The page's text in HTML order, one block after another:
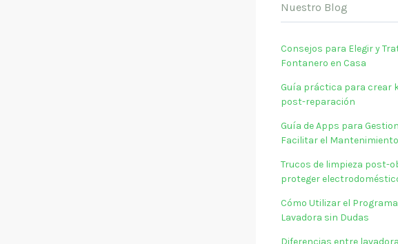
Nuestro Blog
Consejos para Elegir y
Fontanero en Casa
Guía práctica para crear
post-reparación
Guía de Apps para
Facilitar el Mantenimiento
Trucos de limpieza post-
proteger
Cómo Utilizar el
Lavadora sin Dudas
Diferencias entre